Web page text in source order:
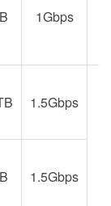
service of
1Gbps
1.5Gbps
1.5Gbps